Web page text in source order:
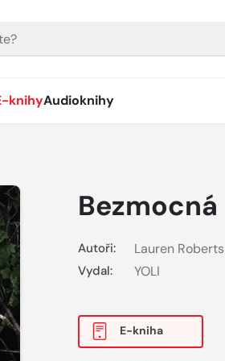
knihyAudioknihy
Bezmocná
Autoři: Lauren Roberts
Vydal: YOLI
E-kniha